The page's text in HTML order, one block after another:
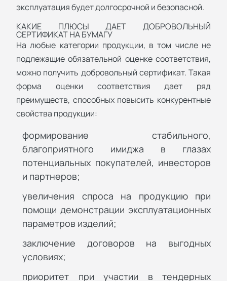
эксплуатация будет долгосрочной и безопасной.
КАКИЕ ПЛЮСЫ ДАЕТ ДОБРОВОЛЬНЫЙ
СЕРТИФИКАТ НА БУМАГУ
На любые категории продукции, в том числе не
подлежащие обязательной оценке соответствия,
можно получить добровольный сертификат. Такая
форма оценки соответствия дает ряд
преимуществ, способных повысить конкурентные
свойства продукции:
формирование стабильного,
благоприятного имиджа в глазах
потенциальных покупателей, инвесторов
и партнеров;
увеличения спроса на продукцию при
помощи демонстрации эксплуатационных
параметров изделий;
заключение договоров на выгодных
условиях;
приоритет при участии в тендерных